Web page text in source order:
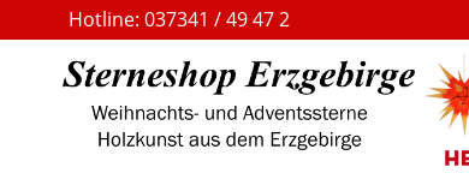
Hotline: 037341 / 49 47 2